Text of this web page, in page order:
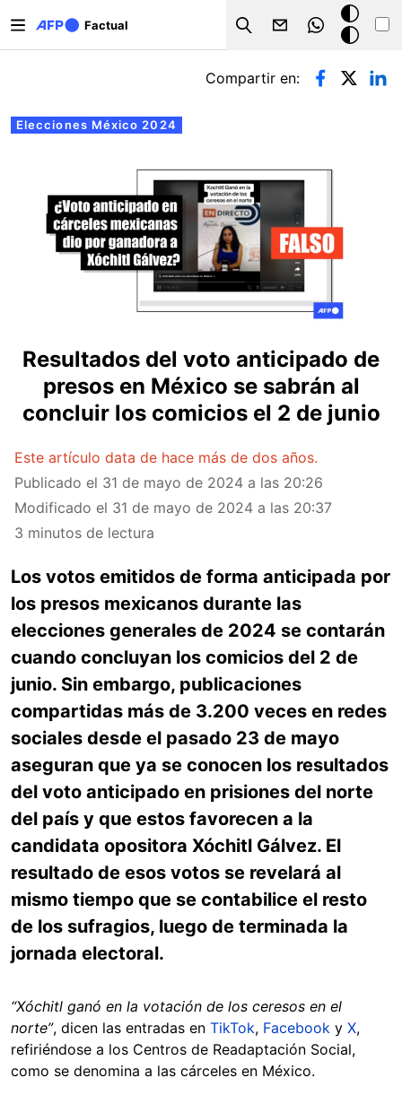
Factual
Search
Modo
oscuro
Solapas principales
Elecciones México 2024
Compartir en:
Resultados del voto anticipado de
presos en México se sabrán al
concluir los comicios el 2 de junio
Este artículo data de hace más de dos años.
Publicado el 31 de mayo de 2024 a las 20:26
Modificado el 31 de mayo de 2024 a las 20:37
3 minutos de lectura
Los votos emitidos de forma anticipada por
los presos mexicanos durante las
elecciones generales de 2024 se contarán
cuando concluyan los comicios del 2 de
junio. Sin embargo, publicaciones
compartidas más de 3.200 veces en redes
sociales desde el pasado 23 de mayo
aseguran que ya se conocen los resultados
del voto anticipado en prisiones del norte
del país y que estos favorecen a la
candidata opositora Xóchitl Gálvez. El
resultado de esos votos se revelará al
mismo tiempo que se contabilice el resto
de los sufragios, luego de terminada la
jornada electoral.
“Xóchitl ganó en la votación de los ceresos en el
norte”, dicen las entradas en TikTok, Facebook y X,
refiriéndose a los Centros de Readaptación Social,
como se denomina a las cárceles en México.